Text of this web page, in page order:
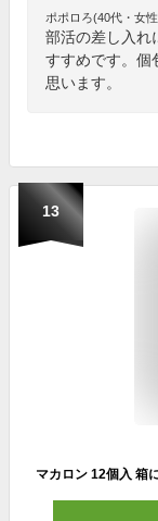
ポポロろ(40代・女
部活の差し入れ
すすめです。個
思います。
13